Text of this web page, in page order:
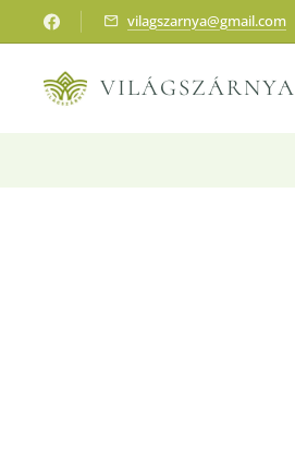
vilagszarnya@gmail.com
VILÁGSZÁRNYA